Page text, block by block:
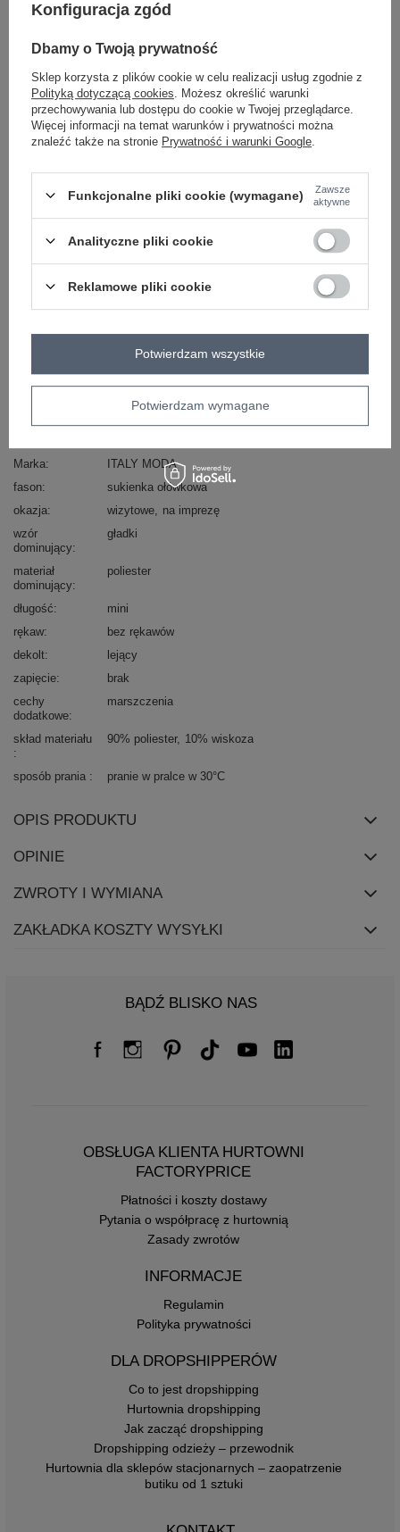
One size 5906694069994 -
ZALOGUJ SIĘ I ZOBACZ CENĘ
skład materiału : 90% poliester, 10% wiskoza
sposób prania : pranie w pralce w 30°C
Marka
ITALY MODA
fason
sukienka ołówkowa
okazja
wizytowe
na imprezę
wzór
dominujący
gładki
materiał
dominujący
poliester
długość
mini
rękaw
bez rękawów
dekolt
lejący
zapięcie
brak
cechy
dodatkowe
marszczenia
skład materiału 90% poliester 10% wiskoza
sposób prania pranie w pralce w 30°C
OPIS PRODUKTU
OPINIE
ZWROTY I WYMIANA
ZAKŁADKA KOSZTY WYSYŁKI
BĄDŹ BLISKO NAS
OBSŁUGA KLIENTA HURTOWNI
FACTORYPRICE
Płatności i koszty dostawy
Pytania o współpracę z hurtownią
Zasady zwrotów
INFORMACJE
Regulamin
Polityka prywatności
DLA DROPSHIPPERÓW
Co to jest dropshipping
Hurtownia dropshipping
Jak zacząć dropshipping
Dropshipping odzieży – przewodnik
Hurtownia dla sklepów stacjonarnych – zaopatrzenie
butiku od 1 sztuki
Konfiguracja zgód
Dbamy o Twoją prywatność
Sklep korzysta z plików cookie w celu realizacji usług zgodnie z
Polityką dotyczącą cookies . Możesz określić warunki
przechowywania lub dostępu do cookie w Twojej przeglądarce.
Więcej informacji na temat warunków i prywatności można
znaleźć także na stronie Prywatność i warunki Google
Funkcjonalne pliki cookie (wymagane)
Zawsze
aktywne
Analityczne pliki cookie
Reklamowe pliki cookie
Potwierdzam wymagane
Potwierdzam wszystkie